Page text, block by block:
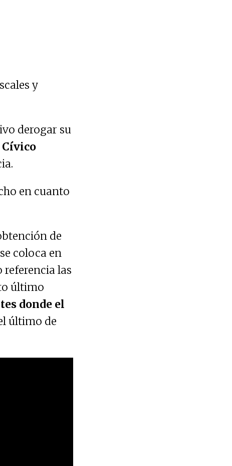
y
derogar su
en cuanto
de
coloca en
las
último
donde el
último de